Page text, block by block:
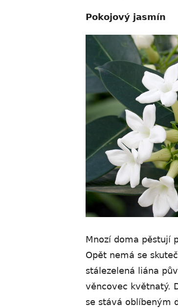
Pokojový jasmín
Mnozí doma pěstují
Opět nemá se
stálezelená liána
věncovec květnatý.
se stává oblíbeným